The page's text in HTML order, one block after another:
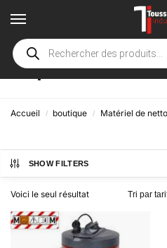
Aspirateurs
Accueil / boutique / Matériel de
SHOW FILTERS
Voici le seul résultat